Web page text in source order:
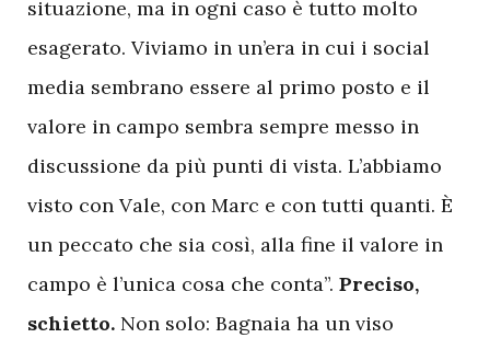
situazione, ma in ogni caso è tutto molto
esagerato. Viviamo in un’era in cui i social
media sembrano essere al primo posto e il
valore in campo sembra sempre messo in
discussione da più punti di vista. L’abbiamo
visto con Vale, con Marc e con tutti quanti. È
un peccato che sia così, alla fine il valore in
campo è l’unica cosa che conta”. Preciso,
schietto. Non solo: Bagnaia ha un viso